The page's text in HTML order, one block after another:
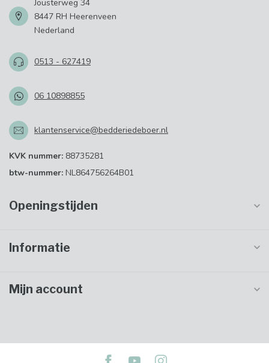
Jousterweg 34
8447 RH Heerenveen
Nederland
0513 - 627419
06 10898855
klantenservice@bedderiedeboer.nl
KVK nummer: 88735281
btw-nummer: NL864756264B01
Openingstijden
Informatie
Mijn account